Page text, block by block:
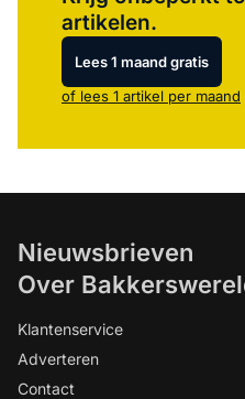
artikelen.
Lees 1 maand gratis
of lees 1 artikel per maand
Nieuwsbrieven
Over
Klantenservice
Adverteren
Contact